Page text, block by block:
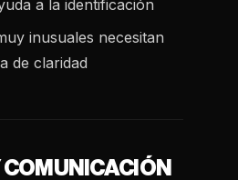
a la identificación
inusuales necesitan
de claridad